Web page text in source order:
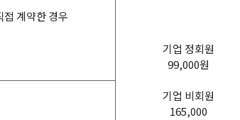
접 계약한 경우
기업 정회원
99,000원
기업 비회원
165,000